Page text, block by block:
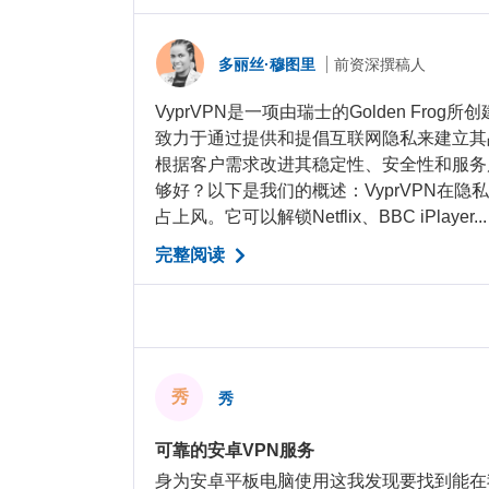
多丽丝·穆图里 前资深撰稿人
VyprVPN是一项由瑞士的Golden Frog所
致力于通过提供和提倡互联网隐私来建立
根据客户需求改进其稳定性、安全性和服
够好？以下是我们的概述：VyprVPN在隐
占上风。它可以解锁Netflix、BBC iPlayer...
完整阅读
秀 秀
可靠的安卓VPN服务
身为安卓平板电脑使用这我发现要找到能